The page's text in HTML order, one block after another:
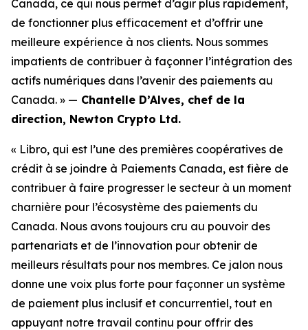
Canada, ce qui nous permet d’agir plus rapidement,
de fonctionner plus efficacement et d’offrir une
meilleure expérience à nos clients. Nous sommes
impatients de contribuer à façonner l’intégration des
actifs numériques dans l’avenir des paiements au
Canada. » — Chantelle D’Alves, chef de la
direction, Newton Crypto Ltd.
« Libro, qui est l’une des premières coopératives de
crédit à se joindre à Paiements Canada, est fière de
contribuer à faire progresser le secteur à un moment
charnière pour l’écosystème des paiements du
Canada. Nous avons toujours cru au pouvoir des
partenariats et de l’innovation pour obtenir de
meilleurs résultats pour nos membres. Ce jalon nous
donne une voix plus forte pour façonner un système
de paiement plus inclusif et concurrentiel, tout en
appuyant notre travail continu pour offrir des